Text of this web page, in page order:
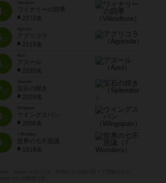
位
Viticulture
ワイナリーの四季
2272名
位
Agricola
アグリコラ
2119名
位
Azul
アズール
2035名
位
宝石の煌き
2028名
位
Wingspan
ウイングスパン
2006名
位
7 Wonders
世界の七不思議
1919名